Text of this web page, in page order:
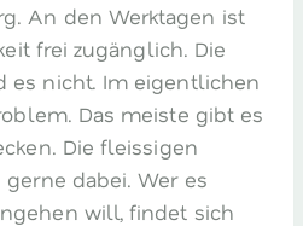
An den Werktagen ist
frei zugänglich. Die
es nicht. Im eigentlichen
Das meiste gibt es
Die fleissigen
dabei. Wer es
will, findet sich